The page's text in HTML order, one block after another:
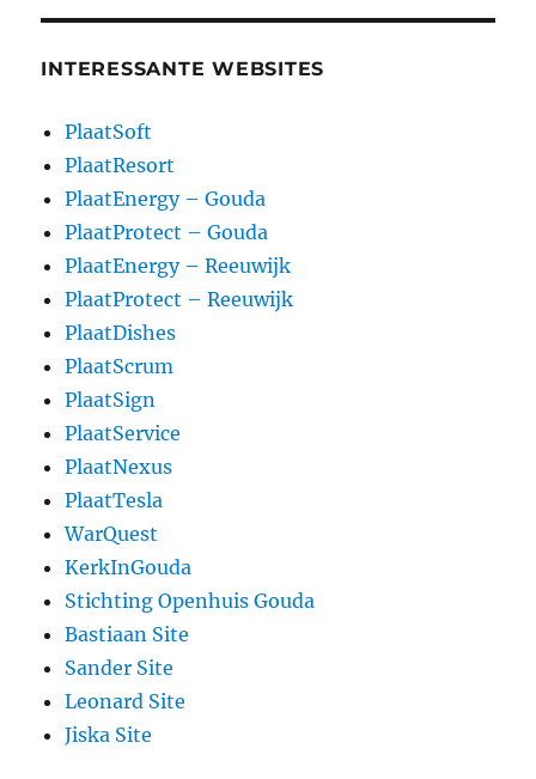
INTERESSANTE WEBSITES
PlaatSoft
PlaatResort
PlaatEnergy – Gouda
PlaatProtect – Gouda
PlaatEnergy – Reeuwijk
PlaatProtect – Reeuwijk
PlaatDishes
PlaatScrum
PlaatSign
PlaatService
PlaatNexus
PlaatTesla
WarQuest
KerkInGouda
Stichting Openhuis Gouda
Bastiaan Site
Sander Site
Leonard Site
Jiska Site